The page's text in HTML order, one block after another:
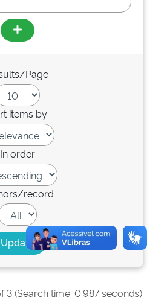
Page
items by
In order
record
3 (Search time: 0.987 seconds).